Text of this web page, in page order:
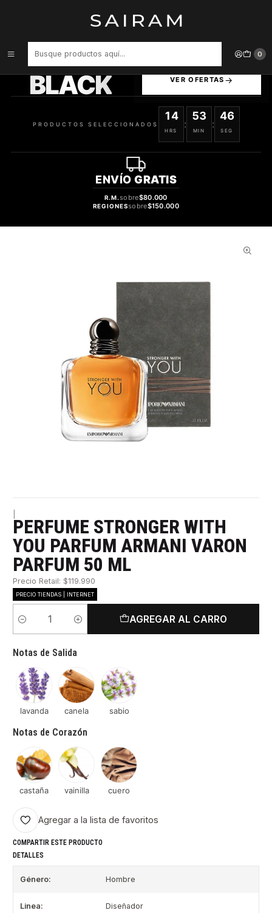
0
PERFUME STRONGER WITH YOU PARFUM ARMANI VARON PARFUM
BLACK VER OFERTAS
PRODUCTOS SELECCIONADOS
14
HRS
:
53
MIN
:
45
SEG
ENVÍO GRATIS
R.M.sobre$80.000
REGIONESsobre$150.000
PERFUME STRONGER WITH
YOU PARFUM ARMANI VARON
PARFUM 50 ML
Precio Retail: $119.990
PRECIO TIENDAS | INTERNET
Cantidad
AGREGAR AL CARRO
Notas de Salida
lavanda canela sabio
Notas de Corazón
castaña vainilla cuero
Agregar a la lista de favoritos
COMPARTIR ESTE PRODUCTO
DETALLES
Género: Hombre
Linea: Diseñador